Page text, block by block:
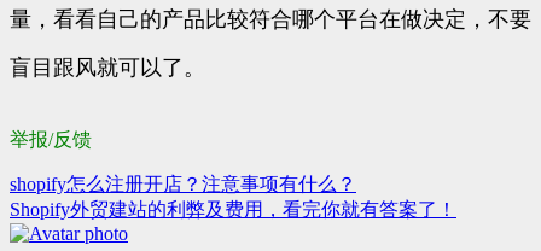
量，看看自己的产品比较符合哪个平台在做决定，不要
盲目跟风就可以了。
举报/反馈
文
章
shopify怎么注册开店？注意事项有什么？
Shopify外贸建站的利弊及费用，看完你就有答案了！